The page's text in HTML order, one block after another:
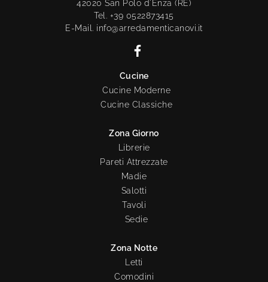
42020 San Polo d'Enza (RE)
Tel. +39 0522873415
E-Mail. info@arredamenticanovi.it
Cucine
Cucine Moderne
Cucine Classiche
Zona Giorno
Librerie
Pareti Attrezzate
Madie
Salotti
Tavoli
Sedie
Zona Notte
Letti
Comodini